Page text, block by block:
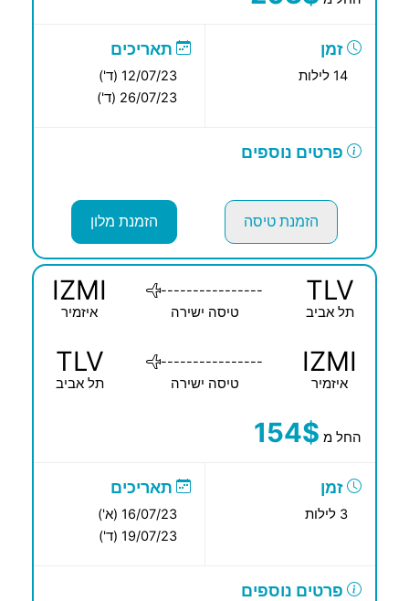
זמן
14 לילות
תאריכים
12/07/23 (ד')
26/07/23 (ד')
פרטים נוספים
הזמנת טיסה הזמנת מלון
TLV
תל אביב
----------------
טיסה ישירה
IZMI
איזמיר
IZMI
איזמיר
----------------
טיסה ישירה
TLV
תל אביב
החל מ 154$
זמן
3 לילות
תאריכים
16/07/23 (א')
19/07/23 (ד')
פרטים נוספים